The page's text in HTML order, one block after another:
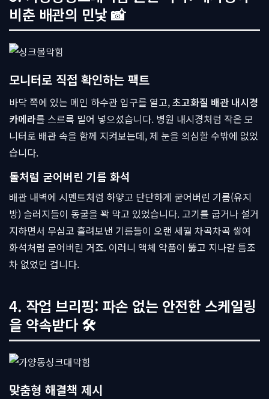
비춘 배관의 민낯 📸
모니터로 직접 확인하는 팩트
바닥 쪽에 있는 메인 하수관 입구를 열고,초고화질 배관 내시경
카메라를 스르륵 밀어 넣으셨습니다. 병원 내시경처럼 작은 모
니터로 배관 속을 함께 지켜보는데, 제 눈을 의심할 수밖에 없었
습니다.
돌처럼 굳어버린 기름 화석
배관 내벽에 시멘트처럼 하얗고 단단하게 굳어버린 기름(유지
방) 슬러지들이 동굴을 꽉 막고 있었습니다. 고기를 굽거나 설거
지하면서 무심코 흘려보낸 기름들이 오랜 세월 차곡차곡 쌓여
화석처럼 굳어버린 거죠. 이러니 액체 약품이 뚫고 지나갈 틈조
차 없었던 겁니다.
4. 작업 브리핑: 파손 없는 안전한 스케일링
을 약속받다 🛠
맞춤형 해결책 제시